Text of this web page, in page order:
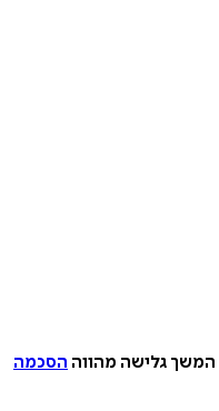
המשך גלישה מהווה הסכמה